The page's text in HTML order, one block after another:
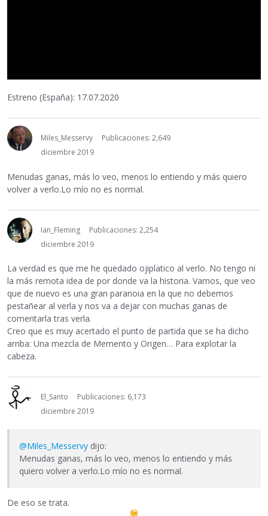
Estreno (España): 17.07.2020
Miles_Messervy
Publicaciones: 2,649
diciembre 2019
Menudas ganas, más lo veo, menos lo entiendo y más quiero
volver a verlo.Lo mío no es normal.
Ian_Fleming
Publicaciones: 2,254
diciembre 2019
La verdad es que me he quedado ojiplatico al verlo. No tengo ni
la más remota idea de por donde va la historia. Vamos, que veo
que de nuevo es una gran paranoia en la que no debemos
pestañear al verla y nos va a dejar con muchas ganas de
comentarla tras verla.
Creo que es muy acertado el punto de partida que se ha dicho
arriba: Una mezcla de Memento y Origen… Para explotar la
cabeza.
El_Santo
Publicaciones: 6,173
diciembre 2019
@Miles_Messervy dijo:
Menudas ganas, más lo veo, menos lo entiendo y más
quiero volver a verlo.Lo mío no es normal.
De eso se trata.